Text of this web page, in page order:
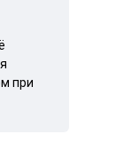
при